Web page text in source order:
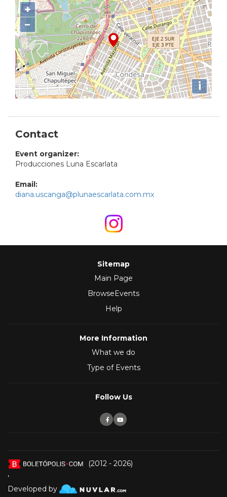
+
−
i
Contact
Event organizer:
Producciones Luna Escarlata
Email:
diana.uscanga@plunaescarlata.com.mx
Sitemap
Main Page
BrowseEvents
Help
More Information
What we do
Type of Events
Follow Us
(2012 - 2026)
,
Developed by